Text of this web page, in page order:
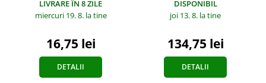
LIVRARE ÎN 8 ZILE
miercuri 19. 8. la tine
16,75 lei
DETALII
DISPONIBIL
joi 13. 8. la tine
134,75 lei
DETALII